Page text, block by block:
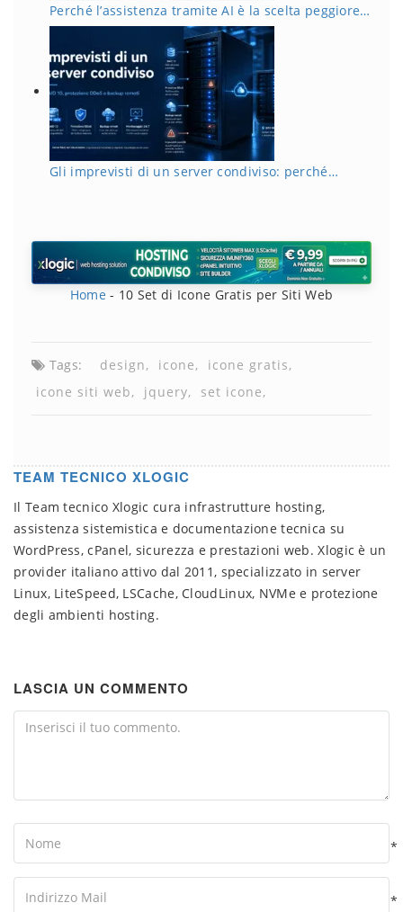
Perché l’assistenza tramite AI è la scelta peggiore…
Gli imprevisti di un server condiviso: perché…
Home- 10 Set di Icone Gratis per Siti Web
Tags: design icone
icone gratis
icone siti web
jquery set icone
TEAM TECNICO XLOGIC
Il Team tecnico Xlogic cura infrastrutture hosting,
assistenza sistemistica e documentazione tecnica su
WordPress, cPanel, sicurezza e prestazioni web. Xlogic è un
provider italiano attivo dal 2011, specializzato in server
Linux, LiteSpeed, LSCache, CloudLinux, NVMe e protezione
degli ambienti hosting.
LASCIA UN COMMENTO
Comment
*
Your
Email
*